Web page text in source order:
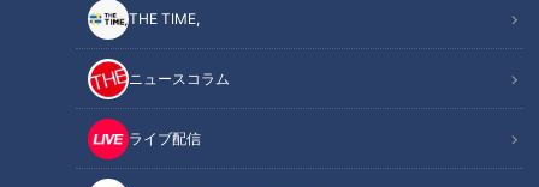
THE TIME,
ニュースコラム
ライブ配信
記事に戻る
この記事を見たあなたへのおすすめ